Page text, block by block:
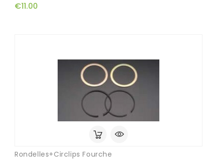
€11.00
Rondelles+circlips Fourche